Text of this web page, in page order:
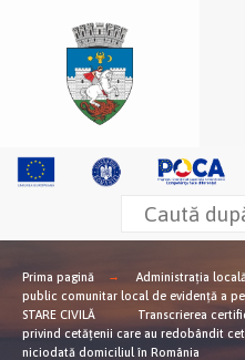
Prima pagină Administrația
public comunitar local de evidență a
STARE CIVILĂ
Transcrierea
privind cetăţenii care au redobândit
niciodată domiciliul în România